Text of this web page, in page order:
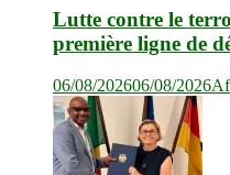
Lutte contre le
première ligne de
06/08/202606/08/2026